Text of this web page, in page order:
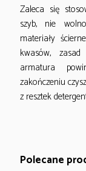
Zaleca się
szyb, nie
materiały
kwasów, zasad
armatura
zakończeniu
z resztek
Polecane